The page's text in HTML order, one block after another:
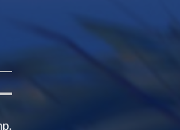
,